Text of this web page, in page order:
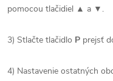
pomocou tlačidiel ▲ a ▼.
3) Stlačte tlačidlo P prejsť
4) Nastavenie ostatných